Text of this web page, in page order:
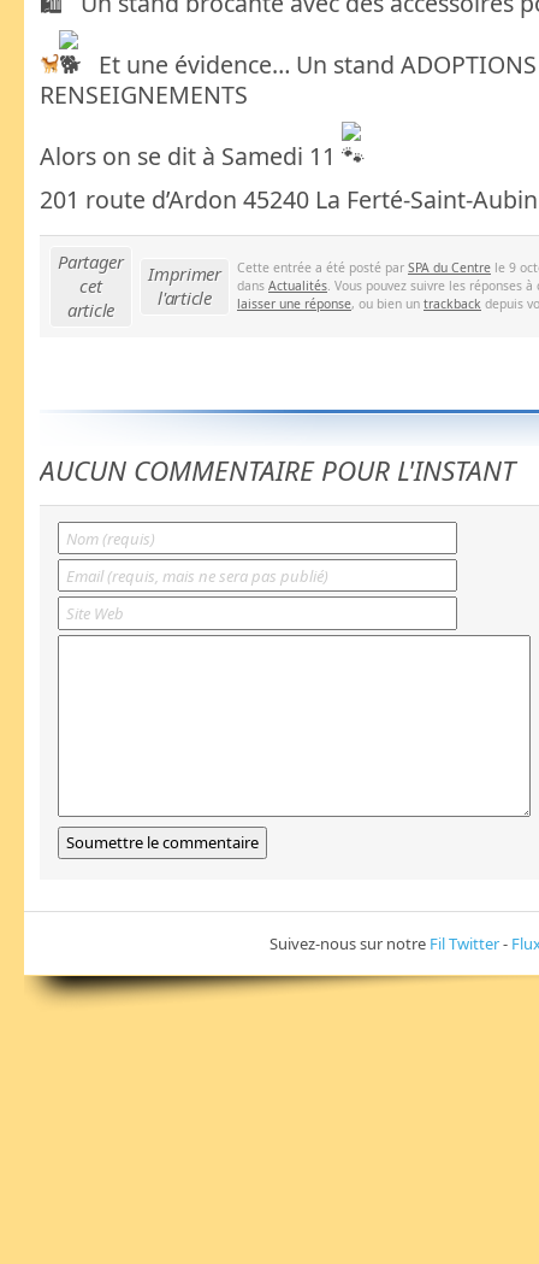
Et une évidence… Un stand ADOPTIONS
RENSEIGNEMENTS
Alors on se dit à Samedi 11
201 route d’Ardon 45240 La Ferté-Saint-Aubin
Partager
cet
article
Imprimer
l'article
Cette entrée a été posté par SPA du Centre le 9
dans Actualités . Vous pouvez suivre les réponses
laisser une réponse, ou bien un trackback depuis
AUCUN COMMENTAIRE POUR L'INSTANT
Suivez-nous sur notre Fil Twitter-